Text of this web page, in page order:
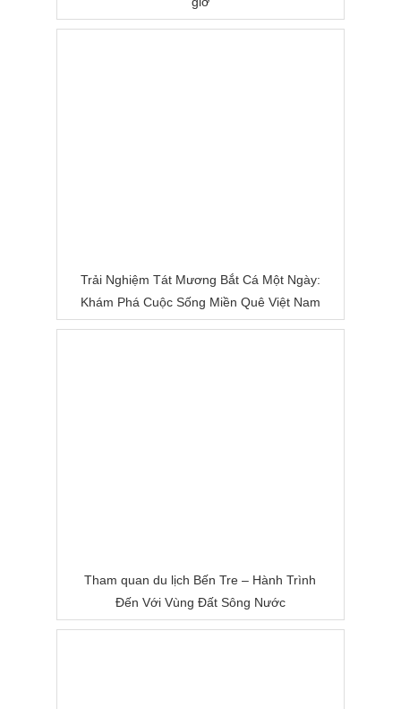
Trải Nghiệm Tát Mương Bắt Cá Một Ngày:
Khám Phá Cuộc Sống Miền Quê Việt Nam
Tham quan du lịch Bến Tre – Hành Trình
Đến Với Vùng Đất Sông Nước